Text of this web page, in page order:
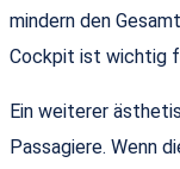
mindern den
Cockpit ist wichtig
Ein weiterer
Passagiere. Wenn